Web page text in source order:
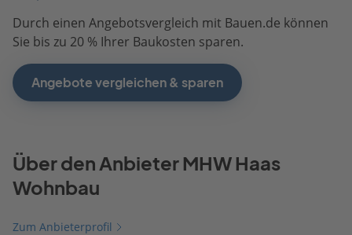
Durch einen Angebotsvergleich mit Bauen.de können
Sie bis zu 20 % Ihrer Baukosten sparen.
Angebote vergleichen & sparen
Über den Anbieter MHW Haas
Wohnbau
Zum Anbieterprofil